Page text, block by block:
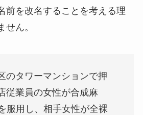
前を改名することを考える理
せん。
のタワーマンションで押
従業員の女性が合成麻
服用し、相手女性が全裸